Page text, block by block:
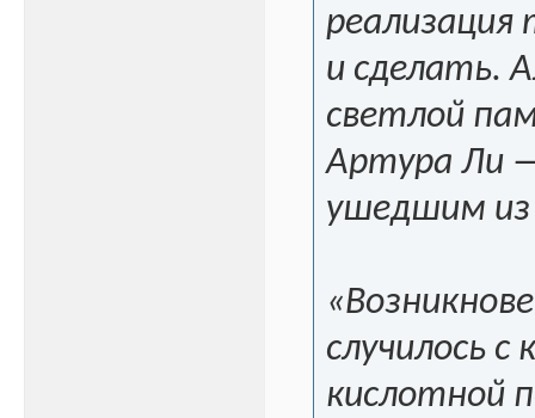
реализация
и сделать.
светлой
Артура Ли
ушедшим
случилось с
кислотной